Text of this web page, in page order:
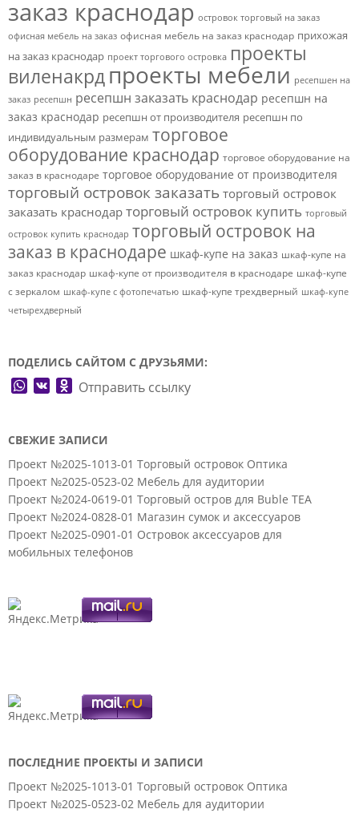
заказ краснодар островок торговый на заказ
офисная мебель на заказ офисная мебель на заказ краснодар прихожая
на заказ краснодар проект торгового островка проекты
виленакрдпроекты мебели ресепшен на
заказ ресепшн ресепшн заказать краснодар ресепшн на
заказ краснодар ресепшн от производителя ресепшн по
индивидуальным размерам торговое
оборудование краснодар торговое оборудование на
заказ в краснодаре торговое оборудование от производителя
торговый островок заказать торговый островок
заказать краснодар торговый островок купить торговый
островок купить краснодар торговый островок на
заказ в краснодаре шкаф-купе на заказ шкаф-купе на
заказ краснодар шкаф-купе от производителя в краснодаре шкаф-купе
с зеркалом шкаф-купе с фотопечатью шкаф-купе трехдверный шкаф-купе
четырехдверный
ПОДЕЛИСЬ САЙТОМ С ДРУЗЬЯМИ:
WhatsApp
VK Odnoklassniki
Отправить ссылку
СВЕЖИЕ ЗАПИСИ
Проект №2025-1013-01 Торговый островок Оптика
Проект №2025-0523-02 Мебель для аудитории
Проект №2024-0619-01 Торговый остров для Buble TEA
Проект №2024-0828-01 Магазин сумок и аксессуаров
Проект №2025-0901-01 Островок аксессуаров для
мобильных телефонов
ПОСЛЕДНИЕ ПРОЕКТЫ И ЗАПИСИ
Проект №2025-1013-01 Торговый островок Оптика
Проект №2025-0523-02 Мебель для аудитории